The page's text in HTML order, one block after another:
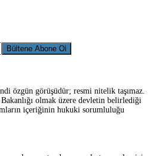
özgün görüşüdür; resmi nitelik taşımaz.
olmak üzere devletin belirlediği
içeriğinin hukuki sorumluluğu